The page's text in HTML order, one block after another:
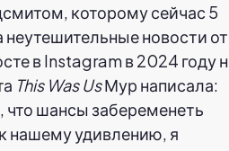
которому сейчас 5
неутешительные новости от
в Instagram в 2024 году
This Was UsМур написала:
что шансы забеременеть
нашему удивлению, я